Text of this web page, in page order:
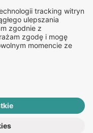
KONSULTACJĘ
jest
z dnia 15
wpisanym do
leczniczą pod